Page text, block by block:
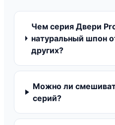
Чем серия Двери
натуральный шпон
других?
Можно ли
серий?